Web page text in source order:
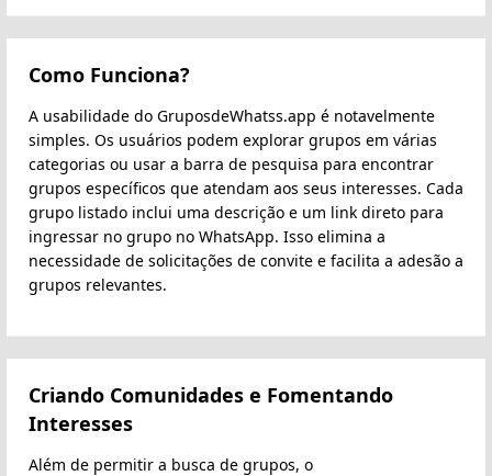
Como Funciona?
A usabilidade do GruposdeWhatss.app é notavelmente
simples. Os usuários podem explorar grupos em várias
categorias ou usar a barra de pesquisa para encontrar
grupos específicos que atendam aos seus interesses. Cada
grupo listado inclui uma descrição e um link direto para
ingressar no grupo no WhatsApp. Isso elimina a
necessidade de solicitações de convite e facilita a adesão a
grupos relevantes.
Criando Comunidades e Fomentando
Interesses
Além de permitir a busca de grupos, o